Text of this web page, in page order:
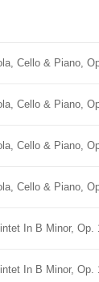
Cello & Piano,
Cello & Piano,
Cello & Piano,
Cello & Piano,
In B Minor, Op.
In B Minor, Op.